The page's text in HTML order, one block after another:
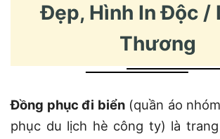
Đẹp, Hình In Độc /
Thương
Đồng phục đi biển(quần áo
phục du lịch hè công ty) là